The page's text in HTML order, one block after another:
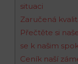
situaci
Zaručená
Přečtěte si
se k našim
Ceník naší